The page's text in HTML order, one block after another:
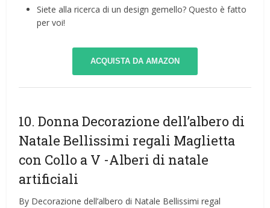
Siete alla ricerca di un design gemello? Questo è fatto
per voi!
ACQUISTA DA AMAZON
10. Donna Decorazione dell’albero di
Natale Bellissimi regali Maglietta
con Collo a V -Alberi di natale
artificiali
By Decorazione dell’albero di Natale Bellissimi regal